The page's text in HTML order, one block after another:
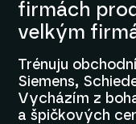
firmách
velkým
Trénuju
Siemens,
Vycházím z
a špičkových